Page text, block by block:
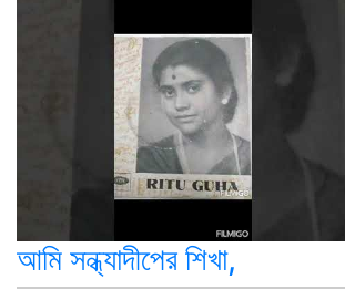
আমি সন্ধ্যাদীপের শিখা,